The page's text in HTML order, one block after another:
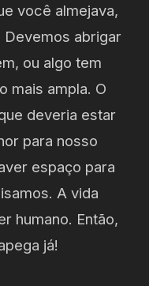
você almejava,
Devemos abrigar
ou algo tem
mais ampla. O
deveria estar
para nosso
espaço para
A vida
humano. Então,
já!